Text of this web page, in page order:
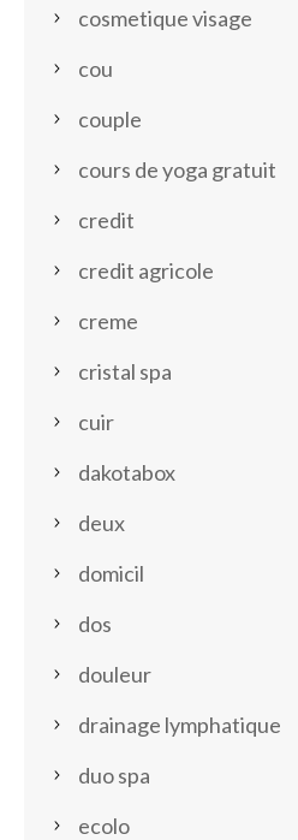
cosmetique visage
cou
couple
cours de yoga gratuit
credit
credit agricole
creme
cristal spa
cuir
dakotabox
deux
domicil
dos
douleur
drainage lymphatique
duo spa
ecolo